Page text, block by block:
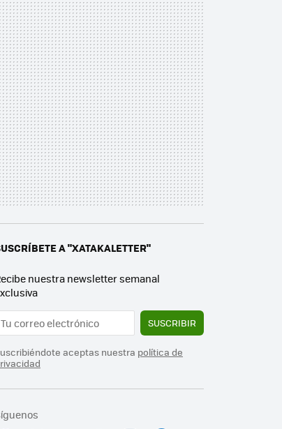
A "XATAKALETTER"
nuestra newsletter semanal
SUSCRIBIR
aceptas nuestra política de